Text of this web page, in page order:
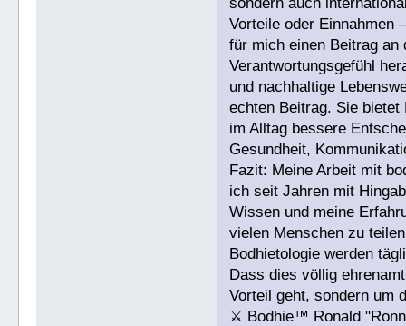
Vorteile oder Einnahmen
für mich einen Beitrag an
Verantwortungsgefühl
und nachhaltige
echten Beitrag. Sie
im Alltag bessere
Gesundheit,
Fazit: Meine Arbeit mit
ich seit Jahren mit
Wissen und meine
vielen Menschen zu
Bodhietologie werden
Dass dies völlig
Vorteil geht, sondern um
⚔ Bodhie™ Ronald